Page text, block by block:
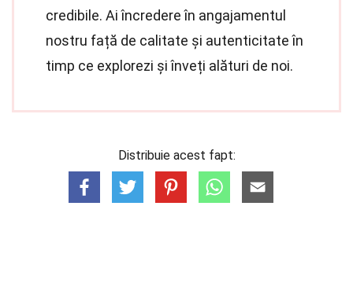
credibile. Ai încredere în angajamentul
nostru față de calitate și autenticitate în
timp ce explorezi și înveți alături de noi.
Distribuie acest fapt: